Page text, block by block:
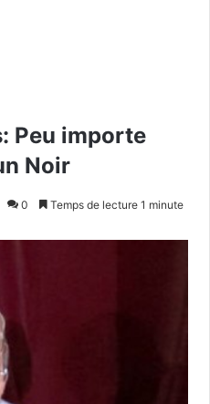
Peu importe
Noir
0 Temps de lecture 1 minute